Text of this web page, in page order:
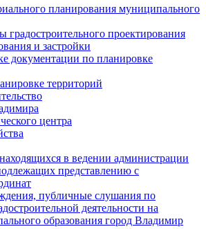
планирования муниципального
градостроительного проектирования
и застройки
документации по планировке
территорий
центра
в ведении администрации
представлению с
публичные слушания по
деятельности на
образования город Владимир